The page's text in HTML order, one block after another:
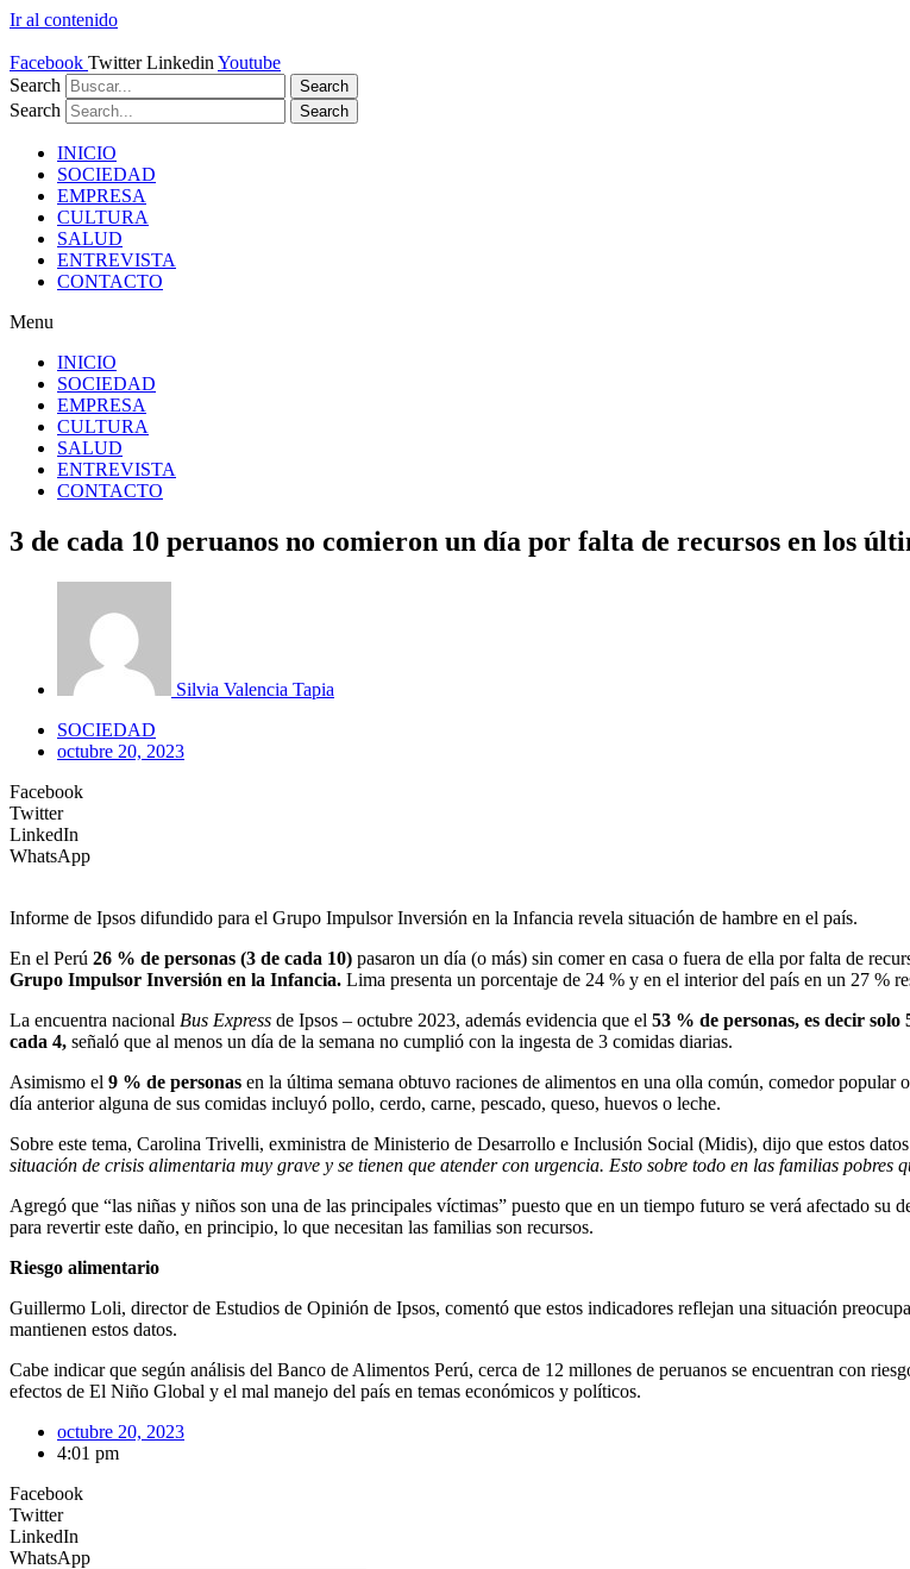
Ir al contenido
Facebook Twitter Linkedin Youtube
Search
Search
Search Search
INICIO
SOCIEDAD
EMPRESA
CULTURA
SALUD
ENTREVISTA
CONTACTO
Menu
INICIO
SOCIEDAD
EMPRESA
CULTURA
SALUD
ENTREVISTA
CONTACTO
3 de cada 10 peruanos no comieron un día por falta de recursos en los
Silvia Valencia Tapia
SOCIEDAD
octubre 20, 2023
Facebook
Twitter
LinkedIn
WhatsApp
Informe de Ipsos difundido para el Grupo Impulsor Inversión en la Infancia revela situación de hambre en el país.
En el Perú 26 % de personas (3 de cada 10) pasaron un día (o más) sin comer en casa o fuera de ella por falta de
Grupo Impulsor Inversión en la Infancia. Lima presenta un porcentaje de 24 % y en el interior del país en un 27 %
La encuentra nacional Bus Express de Ipsos – octubre 2023, además evidencia que el 53 % de personas, es decir solo
cada 4, señaló que al menos un día de la semana no cumplió con la ingesta de 3 comidas diarias.
Asimismo el 9 % de personas en la última semana obtuvo raciones de alimentos en una olla común, comedor
día anterior alguna de sus comidas incluyó pollo, cerdo, carne, pescado, queso, huevos o leche.
Sobre este tema, Carolina Trivelli, exministra de Ministerio de Desarrollo e Inclusión Social (Midis), dijo que estos
situación de crisis alimentaria muy grave y se tienen que atender con urgencia. Esto sobre todo en las familias pobres
Agregó que “las niñas y niños son una de las principales víctimas” puesto que en un tiempo futuro se verá afectado
para revertir este daño, en principio, lo que necesitan las familias son recursos.
Riesgo alimentario
Guillermo Loli, director de Estudios de Opinión de Ipsos, comentó que estos indicadores reflejan una situación
mantienen estos datos.
Cabe indicar que según análisis del Banco de Alimentos Perú, cerca de 12 millones de peruanos se encuentran con
efectos de El Niño Global y el mal manejo del país en temas económicos y políticos.
octubre 20, 2023
4:01 pm
Facebook
Twitter
LinkedIn
WhatsApp